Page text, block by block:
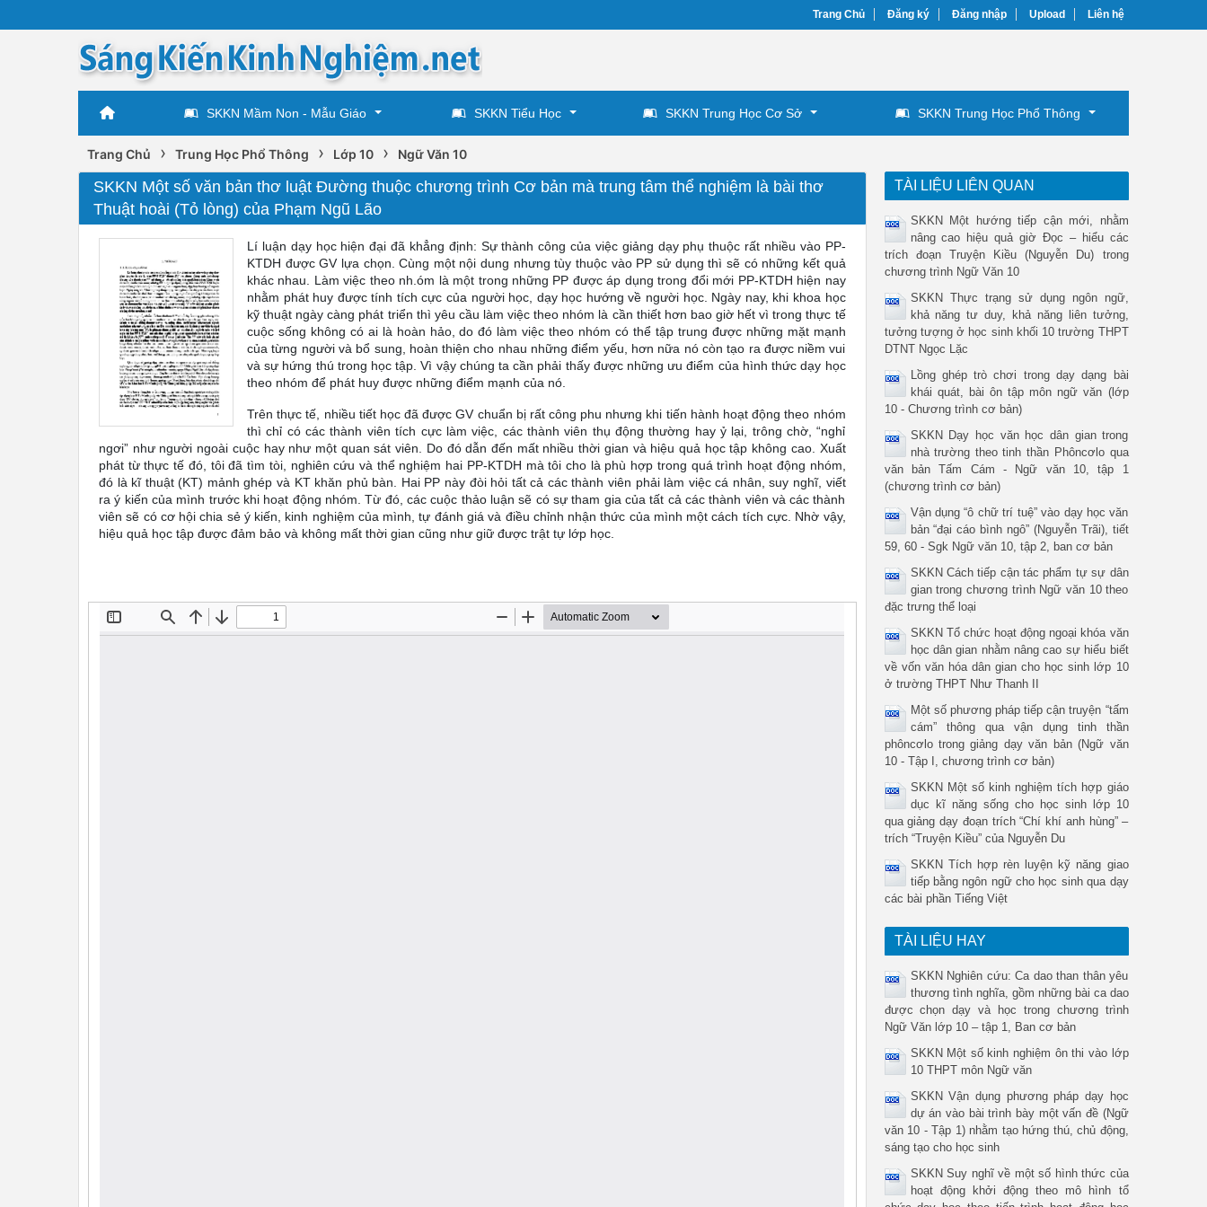
Trang Chủ Đăng ký Đăng nhập Upload Liên hệ
SKKN Mầm Non - Mẫu Giáo SKKN Tiểu Học SKKN Trung Học Cơ Sở SKKN Trung Học Phổ Thông
Trang Chủ › Trung Học Phổ Thông › Lớp 10 › Ngữ Văn 10
SKKN Một số văn bản thơ luật Đường thuộc chương trình Cơ bản mà trung tâm thể nghiệm là bài thơ
Thuật hoài (Tỏ lòng) của Phạm Ngũ Lão
Lí luận dạy học hiện đại đã khẳng định: Sự thành công của việc giảng dạy phụ thuộc rất nhiều vào PP-
KTDH được GV lựa chọn. Cùng một nội dung nhưng tùy thuộc vào PP sử dụng thì sẽ có những kết quả
khác nhau. Làm việc theo nh.óm là một trong những PP được áp dụng trong đổi mới PP-KTDH hiện nay
nhằm phát huy được tính tích cực của người học, dạy học hướng về người học. Ngày nay, khi khoa học
kỹ thuật ngày càng phát triển thì yêu cầu làm việc theo nhóm là cần thiết hơn bao giờ hết vì trong thực tế
cuộc sống không có ai là hoàn hảo, do đó làm việc theo nhóm có thể tập trung được những mặt mạnh
của từng người và bổ sung, hoàn thiện cho nhau những điểm yếu, hơn nữa nó còn tạo ra được niềm vui
và sự hứng thú trong học tập. Vì vậy chúng ta cần phải thấy được những ưu điểm của hình thức dạy học
theo nhóm để phát huy được những điểm mạnh của nó.
Trên thực tế, nhiều tiết học đã được GV chuẩn bị rất công phu nhưng khi tiến hành hoạt động theo nhóm
thì chỉ có các thành viên tích cực làm việc, các thành viên thụ động thường hay ỷ lại, trông chờ, “nghỉ
ngơi” như người ngoài cuộc hay như một quan sát viên. Do đó dẫn đến mất nhiều thời gian và hiệu quả học tập không cao. Xuất
phát từ thực tế đó, tôi đã tìm tòi, nghiên cứu và thể nghiệm hai PP-KTDH mà tôi cho là phù hợp trong quá trình hoạt động nhóm,
đó là kĩ thuật (KT) mảnh ghép và KT khăn phủ bàn. Hai PP này đòi hỏi tất cả các thành viên phải làm việc cá nhân, suy nghĩ, viết
ra ý kiến của mình trước khi hoạt động nhóm. Từ đó, các cuộc thảo luận sẽ có sự tham gia của tất cả các thành viên và các thành
viên sẽ có cơ hội chia sẻ ý kiến, kinh nghiệm của mình, tự đánh giá và điều chỉnh nhận thức của mình một cách tích cực. Nhờ vậy,
hiệu quả học tập được đảm bảo và không mất thời gian cũng như giữ được trật tự lớp học.
TÀI LIỆU LIÊN QUAN
SKKN Một hướng tiếp cận mới, nhằm
nâng cao hiệu quả giờ Đọc – hiểu các
trích đoạn Truyện Kiều (Nguyễn Du) trong
chương trình Ngữ Văn 10
SKKN Thực trạng sử dụng ngôn ngữ,
khả năng tư duy, khả năng liên tưởng,
tưởng tượng ở học sinh khối 10 trường THPT
DTNT Ngọc Lặc
Lồng ghép trò chơi trong dạy dạng bài
khái quát, bài ôn tập môn ngữ văn (lớp
10 - Chương trình cơ bản)
SKKN Dạy học văn học dân gian trong
nhà trường theo tinh thần Phôncơlo qua
văn bản Tấm Cám - Ngữ văn 10, tập 1
(chương trình cơ bản)
Vận dụng “ô chữ trí tuệ” vào dạy học văn
bản “đại cáo bình ngô” (Nguyễn Trãi), tiết
59, 60 - Sgk Ngữ văn 10, tập 2, ban cơ bản
SKKN Cách tiếp cận tác phẩm tự sự dân
gian trong chương trình Ngữ văn 10 theo
đặc trưng thể loại
SKKN Tổ chức hoạt động ngoại khóa văn
học dân gian nhằm nâng cao sự hiểu biết
về vốn văn hóa dân gian cho học sinh lớp 10
ở trường THPT Như Thanh II
Một số phương pháp tiếp cận truyện “tấm
cám” thông qua vận dụng tinh thần
phôncơlo trong giảng dạy văn bản (Ngữ văn
10 - Tập I, chương trình cơ bản)
SKKN Một số kinh nghiệm tích hợp giáo
dục kĩ năng sống cho học sinh lớp 10
qua giảng dạy đoạn trích “Chí khí anh hùng” –
trích “Truyện Kiều” của Nguyễn Du
SKKN Tích hợp rèn luyện kỹ năng giao
tiếp bằng ngôn ngữ cho học sinh qua dạy
các bài phần Tiếng Việt
TÀI LIỆU HAY
SKKN Nghiên cứu: Ca dao than thân yêu
thương tình nghĩa, gồm những bài ca dao
được chọn dạy và học trong chương trình
Ngữ Văn lớp 10 – tập 1, Ban cơ bản
SKKN Một số kinh nghiệm ôn thi vào lớp
10 THPT môn Ngữ văn
SKKN Vận dụng phương pháp dạy học
dự án vào bài trình bày một vấn đề (Ngữ
văn 10 - Tập 1) nhằm tạo hứng thú, chủ động,
sáng tạo cho học sinh
SKKN Suy nghĩ về một số hình thức của
hoạt động khởi động theo mô hình tổ